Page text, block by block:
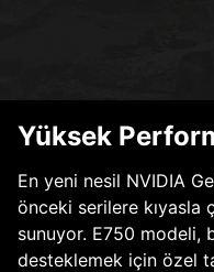
Yüksek
En yeni nesil NVIDIA
önceki serilere kıyasla
sunuyor. E750 modeli,
desteklemek için özel